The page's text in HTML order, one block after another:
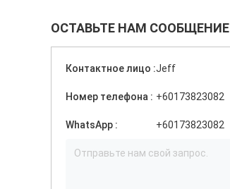
ОСТАВЬТЕ НАМ СООБЩЕНИЕ
Контактное лицо :Jeff
Номер телефона : +60173823082
WhatsApp : +60173823082